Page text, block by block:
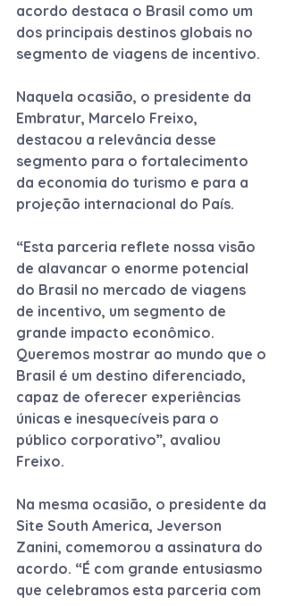
acordo destaca o Brasil como um
dos principais destinos globais no
segmento de viagens de incentivo.
Naquela ocasião, o presidente da
Embratur, Marcelo Freixo,
destacou a relevância desse
segmento para o fortalecimento
da economia do turismo e para a
projeção internacional do País.
“Esta parceria reflete nossa visão
de alavancar o enorme potencial
do Brasil no mercado de viagens
de incentivo, um segmento de
grande impacto econômico.
Queremos mostrar ao mundo que o
Brasil é um destino diferenciado,
capaz de oferecer experiências
únicas e inesquecíveis para o
público corporativo”, avaliou
Freixo.
Na mesma ocasião, o presidente da
Site South America, Jeverson
Zanini, comemorou a assinatura do
acordo. “É com grande entusiasmo
que celebramos esta parceria com